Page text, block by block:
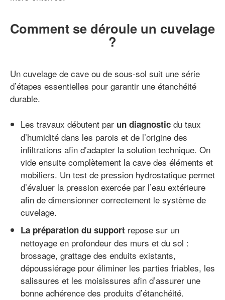
Comment se déroule un cuvelage
?
Un cuvelage de cave ou de sous-sol suit une série
d’étapes essentielles pour garantir une étanchéité
durable.
Les travaux débutent par un diagnostic du taux
d’humidité dans les parois et de l’origine des
infiltrations afin d’adapter la solution technique. On
vide ensuite complètement la cave des éléments et
mobiliers. Un test de pression hydrostatique permet
d’évaluer la pression exercée par l’eau extérieure
afin de dimensionner correctement le système de
cuvelage.
La préparation du support repose sur un
nettoyage en profondeur des murs et du sol :
brossage, grattage des enduits existants,
dépoussiérage pour éliminer les parties friables, les
salissures et les moisissures afin d’assurer une
bonne adhérence des produits d’étanchéité.